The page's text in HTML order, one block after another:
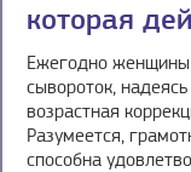
которая
Ежегодно женщины
сывороток,
возрастная
Разумеется,
способна